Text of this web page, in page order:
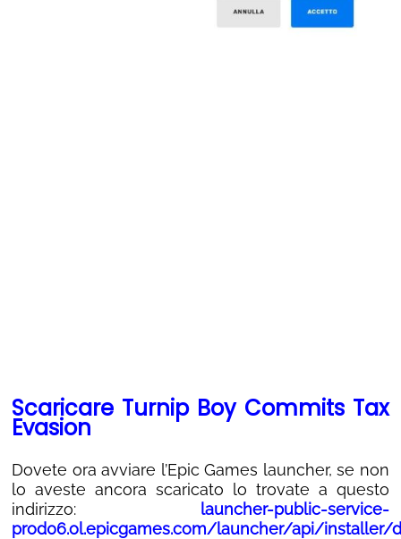
Scaricare Turnip Boy Commits Tax
Evasion
Dovete ora avviare l’Epic Games launcher, se non
lo aveste ancora scaricato lo trovate a questo
indirizzo: launcher-public-service-
prod06.ol.epicgames.com/launcher/api/installer/